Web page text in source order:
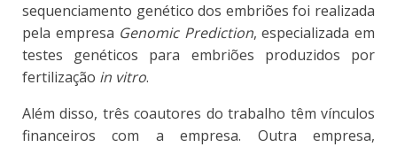
sequenciamento genético dos embriões foi realizada
pela empresa Genomic Prediction, especializada em
testes genéticos para embriões produzidos por
fertilização in vitro.
Além disso, três coautores do trabalho têm vínculos
financeiros com a empresa. Outra empresa,